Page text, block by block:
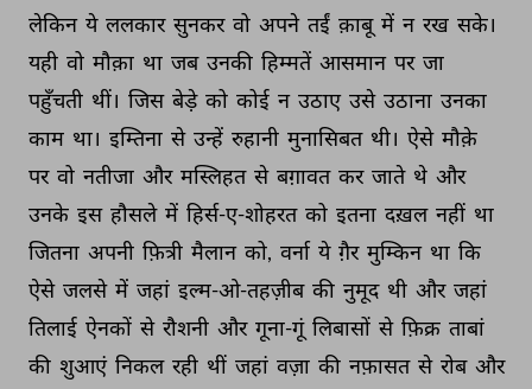
लेकिन ये ललकार सुनकर वो अपने तईं क़ाबू में न रख सके।
यही वो मौक़ा था जब उनकी हिम्मतें आसमान पर जा
पहुँचती थीं। जिस बेड़े को कोई न उठाए उसे उठाना उनका
काम था। इम्तिना से उन्हें रुहानी मुनासिबत थी। ऐसे मौक़े
पर वो नतीजा और मस्लिहत से बग़ावत कर जाते थे और
उनके इस हौसले में हिर्स-ए-शोहरत को इतना दख़ल नहीं था
जितना अपनी फ़ित्री मैलान को, वर्ना ये ग़ैर मुम्किन था कि
ऐसे जलसे में जहां इल्म-ओ-तहज़ीब की नुमूद थी और जहां
तिलाई ऐनकों से रौशनी और गूना-गूं लिबासों से फ़िक्र ताबां
की शुआएं निकल रही थीं जहां वज़ा की नफ़ासत से रोब और